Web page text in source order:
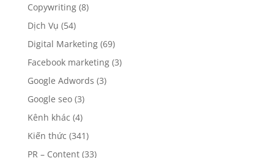
Copywriting(8)
Dịch Vụ (54)
Digital Marketing(69)
Facebook marketing(3)
Google Adwords (3)
Google seo(3)
Kênh khác (4)
Kiến thức (341)
PR – Content(33)